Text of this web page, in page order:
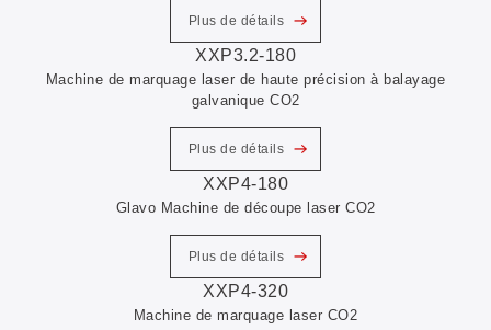
Plus de détails
XXP3.2-180
Machine de marquage laser de haute précision à balayage
galvanique CO2
Plus de détails
XXP4-180
Glavo Machine de découpe laser CO2
Plus de détails
XXP4-320
Machine de marquage laser CO2